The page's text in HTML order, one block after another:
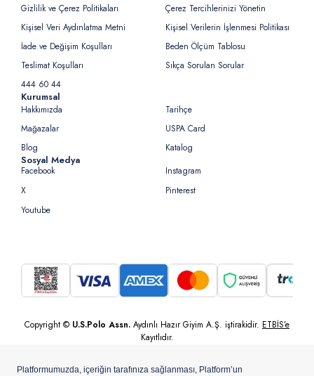
Gizlilik ve Çerez Politikaları
Çerez Tercihlerinizi Yönetin
Kişisel Veri Aydınlatma Metni
Kişisel Verilerin İşlenmesi Politikası
İade ve Değişim Koşulları
Beden Ölçüm Tablosu
Teslimat Koşulları
Sıkça Sorulan Sorular
444 60 44
Kurumsal
Hakkımızda
Tarihçe
Mağazalar
USPA Card
Blog
Katalog
Sosyal Medya
Facebook
Instagram
X
Pinterest
Youtube
Copyright © U.S.Polo Assn. Aydınlı Hazır Giyim A.Ş. iştirakidir. ETBİS’e
Kayıtlıdır.